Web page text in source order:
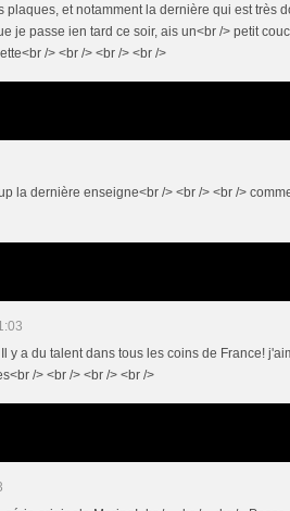
plaques, et notamment la dernière qui est
je passe ien tard ce soir, ais un<br /> petit
/> <br /> <br /> <br />
la dernière enseigne<br /> <br /> <br />
y a du talent dans tous les coins de France!
/> <br /> <br /> <br />